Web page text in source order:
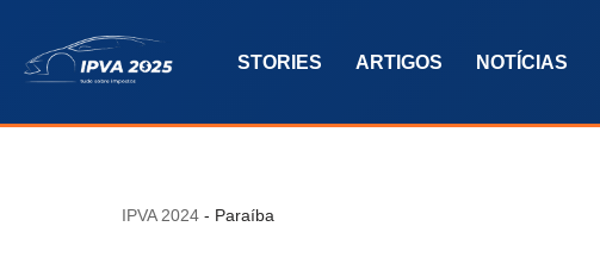
Pular
o
STORIES ARTIGOS NOTÍCIAS
IPVA 2024 - Paraíba